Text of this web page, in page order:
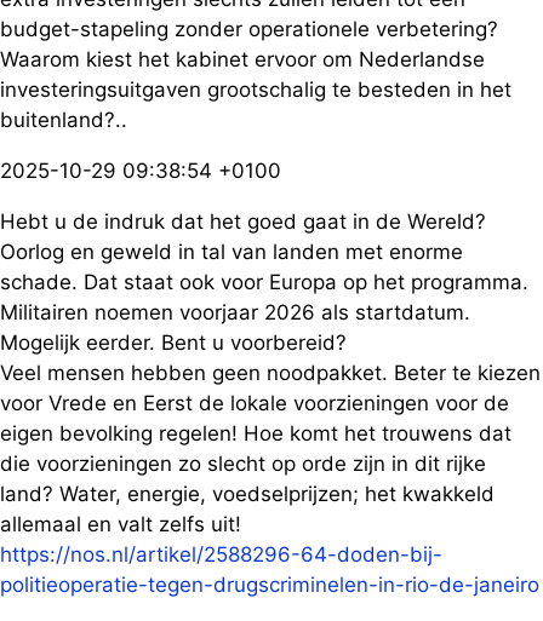
budget-stapeling zonder operationele verbetering?
Waarom kiest het kabinet ervoor om Nederlandse
investeringsuitgaven grootschalig te besteden in het
buitenland?..
2025-10-29 09:38:54 +0100
Hebt u de indruk dat het goed gaat in de Wereld?
Oorlog en geweld in tal van landen met enorme
schade. Dat staat ook voor Europa op het programma.
Militairen noemen voorjaar 2026 als startdatum.
Mogelijk eerder. Bent u voorbereid?
Veel mensen hebben geen noodpakket. Beter te kiezen
voor Vrede en Eerst de lokale voorzieningen voor de
eigen bevolking regelen! Hoe komt het trouwens dat
die voorzieningen zo slecht op orde zijn in dit rijke
land? Water, energie, voedselprijzen; het kwakkeld
allemaal en valt zelfs uit!
https://nos.nl/artikel/2588296-64-doden-bij-
politieoperatie-tegen-drugscriminelen-in-rio-de-janeiro